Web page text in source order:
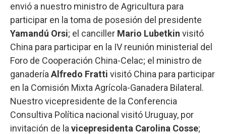
envió a nuestro ministro de Agricultura para
participar en la toma de posesión del presidente
Yamandú Orsi; el canciller Mario Lubetkin visitó
China para participar en la IV reunión ministerial del
Foro de Cooperación China-Celac; el ministro de
ganadería Alfredo Fratti visitó China para participar
en la Comisión Mixta Agrícola-Ganadera Bilateral.
Nuestro vicepresidente de la Conferencia
Consultiva Política nacional visitó Uruguay, por
invitación de la vicepresidenta Carolina Cosse;